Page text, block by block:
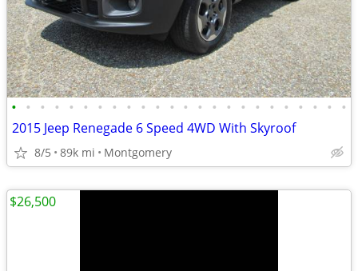
• • • • • • • • • • • • • • • • • • • • • • • •
2015 Jeep Renegade 6 Speed 4WD With Skyroof
8/5 89k mi Montgomery
$26,500